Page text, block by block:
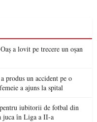
a lovit pe trecere un oșan
un accident pe o
a ajuns la spital
iubitorii de fotbal din
juca în Liga a II-a